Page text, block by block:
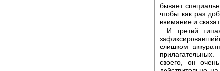
бывает
чтобы как раз
внимание и
И третий
слишком
своего, он